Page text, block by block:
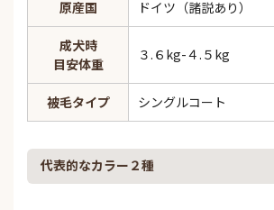
原産国 ドイツ（諸説あり）
成犬時
目安体重
３.６kg-４.５kg
被毛タイプ シングルコート
代表的なカラー２種